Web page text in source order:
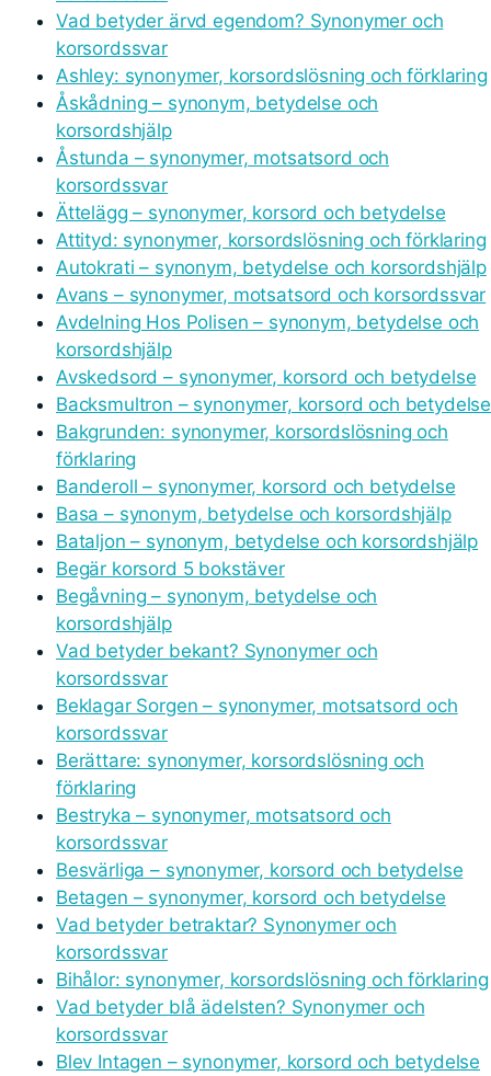
Vad betyder ärvd egendom? Synonymer och
korsordssvar
Ashley: synonymer, korsordslösning och förklaring
Åskådning – synonym, betydelse och
korsordshjälp
Åstunda – synonymer, motsatsord och
korsordssvar
Ättelägg – synonymer, korsord och betydelse
Attityd: synonymer, korsordslösning och förklaring
Autokrati – synonym, betydelse och korsordshjälp
Avans – synonymer, motsatsord och korsordssvar
Avdelning Hos Polisen – synonym, betydelse och
korsordshjälp
Avskedsord – synonymer, korsord och betydelse
Backsmultron – synonymer, korsord och betydelse
Bakgrunden: synonymer, korsordslösning och
förklaring
Banderoll – synonymer, korsord och betydelse
Basa – synonym, betydelse och korsordshjälp
Bataljon – synonym, betydelse och korsordshjälp
Begär korsord 5 bokstäver
Begåvning – synonym, betydelse och
korsordshjälp
Vad betyder bekant? Synonymer och
korsordssvar
Beklagar Sorgen – synonymer, motsatsord och
korsordssvar
Berättare: synonymer, korsordslösning och
förklaring
Bestryka – synonymer, motsatsord och
korsordssvar
Besvärliga – synonymer, korsord och betydelse
Betagen – synonymer, korsord och betydelse
Vad betyder betraktar? Synonymer och
korsordssvar
Bihålor: synonymer, korsordslösning och förklaring
Vad betyder blå ädelsten? Synonymer och
korsordssvar
Blev Intagen – synonymer, korsord och betydelse